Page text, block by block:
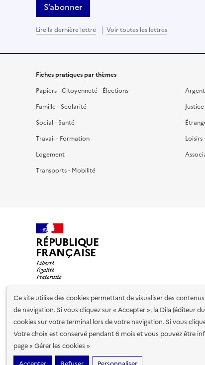
Ce site utilise des cookies permettant de visualiser des
de navigation. Si vous cliquez sur « Accepter », la Dila (éditeur
cookies sur votre terminal lors de votre navigation. Si vous
Votre choix est conservé pendant 6 mois et vous pouvez être
page « Gérer les cookies »
S’abonner
Lire la dernière lettre Voir toutes les lettres
Fiches pratiques par thèmes
Papiers - Citoyenneté - Élections
Famille - Scolarité
Social - Santé
Travail - Formation
Logement
Transports - Mobilité
Justice
RÉPUBLIQUE
FRANÇAISE
Nos partenaires
Plan du site Accessibilité : totalement conforme
cookies